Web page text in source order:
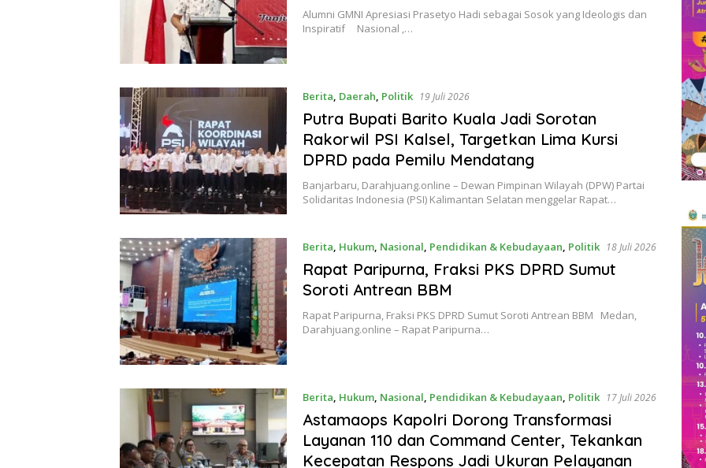
Alumni GMNI Apresiasi Prasetyo Hadi sebagai Sosok yang Ideologis dan
Inspiratif Nasional ,…
Berita, Daerah, Politik 19 Juli 2026
Putra Bupati Barito Kuala Jadi Sorotan
Rakorwil PSI Kalsel, Targetkan Lima Kursi
DPRD pada Pemilu Mendatang
Banjarbaru, Darahjuang.online – Dewan Pimpinan Wilayah (DPW) Partai
Solidaritas Indonesia (PSI) Kalimantan Selatan menggelar Rapat…
Berita, Hukum, Nasional, Pendidikan & Kebudayaan, Politik 18 Juli 2026
Rapat Paripurna, Fraksi PKS DPRD Sumut
Soroti Antrean BBM
Rapat Paripurna, Fraksi PKS DPRD Sumut Soroti Antrean BBM Medan,
Darahjuang.online – Rapat Paripurna…
Berita, Hukum, Nasional, Pendidikan & Kebudayaan, Politik 17 Juli 2026
Astamaops Kapolri Dorong Transformasi
Layanan 110 dan Command Center, Tekankan
Kecepatan Respons Jadi Ukuran Pelayanan